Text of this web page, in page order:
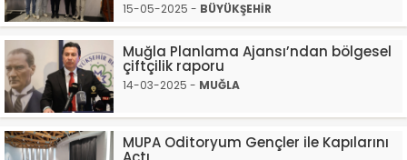
15-05-2025 - BÜYÜKŞEHİR
Muğla Planlama Ajansı’ndan bölgesel
çiftçilik raporu
14-03-2025 - MUĞLA
MUPA Oditoryum Gençler ile Kapılarını